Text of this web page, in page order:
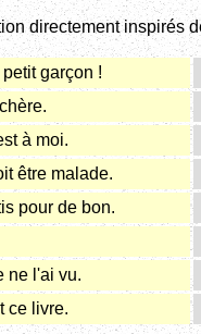
directement inspirés
garçon !
à moi.
être malade.
pour de bon.
ne l'ai vu.
ce livre.